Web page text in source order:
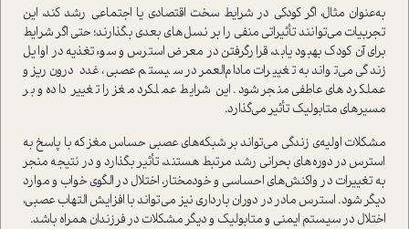
به‌عنوان مثال، اگر کودکی در شرایط سخت اقتصادی یا اجتماعی رشد کند، این
تجربیات می‌توانند تأثیراتی منفی را بر نسل‌های بعدی بگذارند؛ حتی اگر شرایط
برای آن‌ کودک بهبود یابد، قرار‌گرفتن در معرض استرس و سوءتغذیه در اوایل
زندگی می‌تواند به تغییرات مادام‌العمر در سیستم عصبی، غدد درون‌ریز و
عملکردهای عاطفی منجر شود. این شرایط عملکرد مغز را تغییر داده و بر
مسیرهای متابولیک تأثیر می‌گذارد.
مشکلات اولیه‌ی زندگی می‌تواند بر شبکه‌های عصبی حساس مغز که با پاسخ به
استرس در دوره‌های بحرانی رشد مرتبط هستند، تأثیر بگذارد و در نتیجه منجر
به تغییرات در واکنش‌های احساسی و خودمختار، اختلال در الگوی خواب و موارد
دیگر شود. استرس مادر در دوران بارداری نیز می‌تواند با افزایش التهاب عصبی،
اختلال در سیستم ایمنی و متابولیک و دیگر مشکلات در فرزندان همراه باشد.